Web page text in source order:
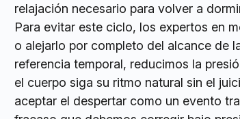
relajación necesario para volver a
Para evitar este ciclo, los expertos en
o alejarlo por completo del alcance de
referencia temporal, reducimos la
el cuerpo siga su ritmo natural sin el
aceptar el despertar como un evento